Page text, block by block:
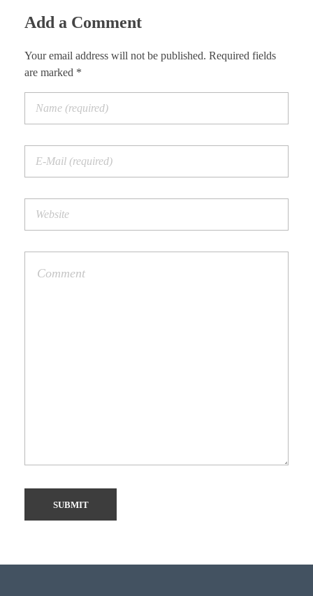
Add a Comment
Your email address will not be published. Required fields
are marked *